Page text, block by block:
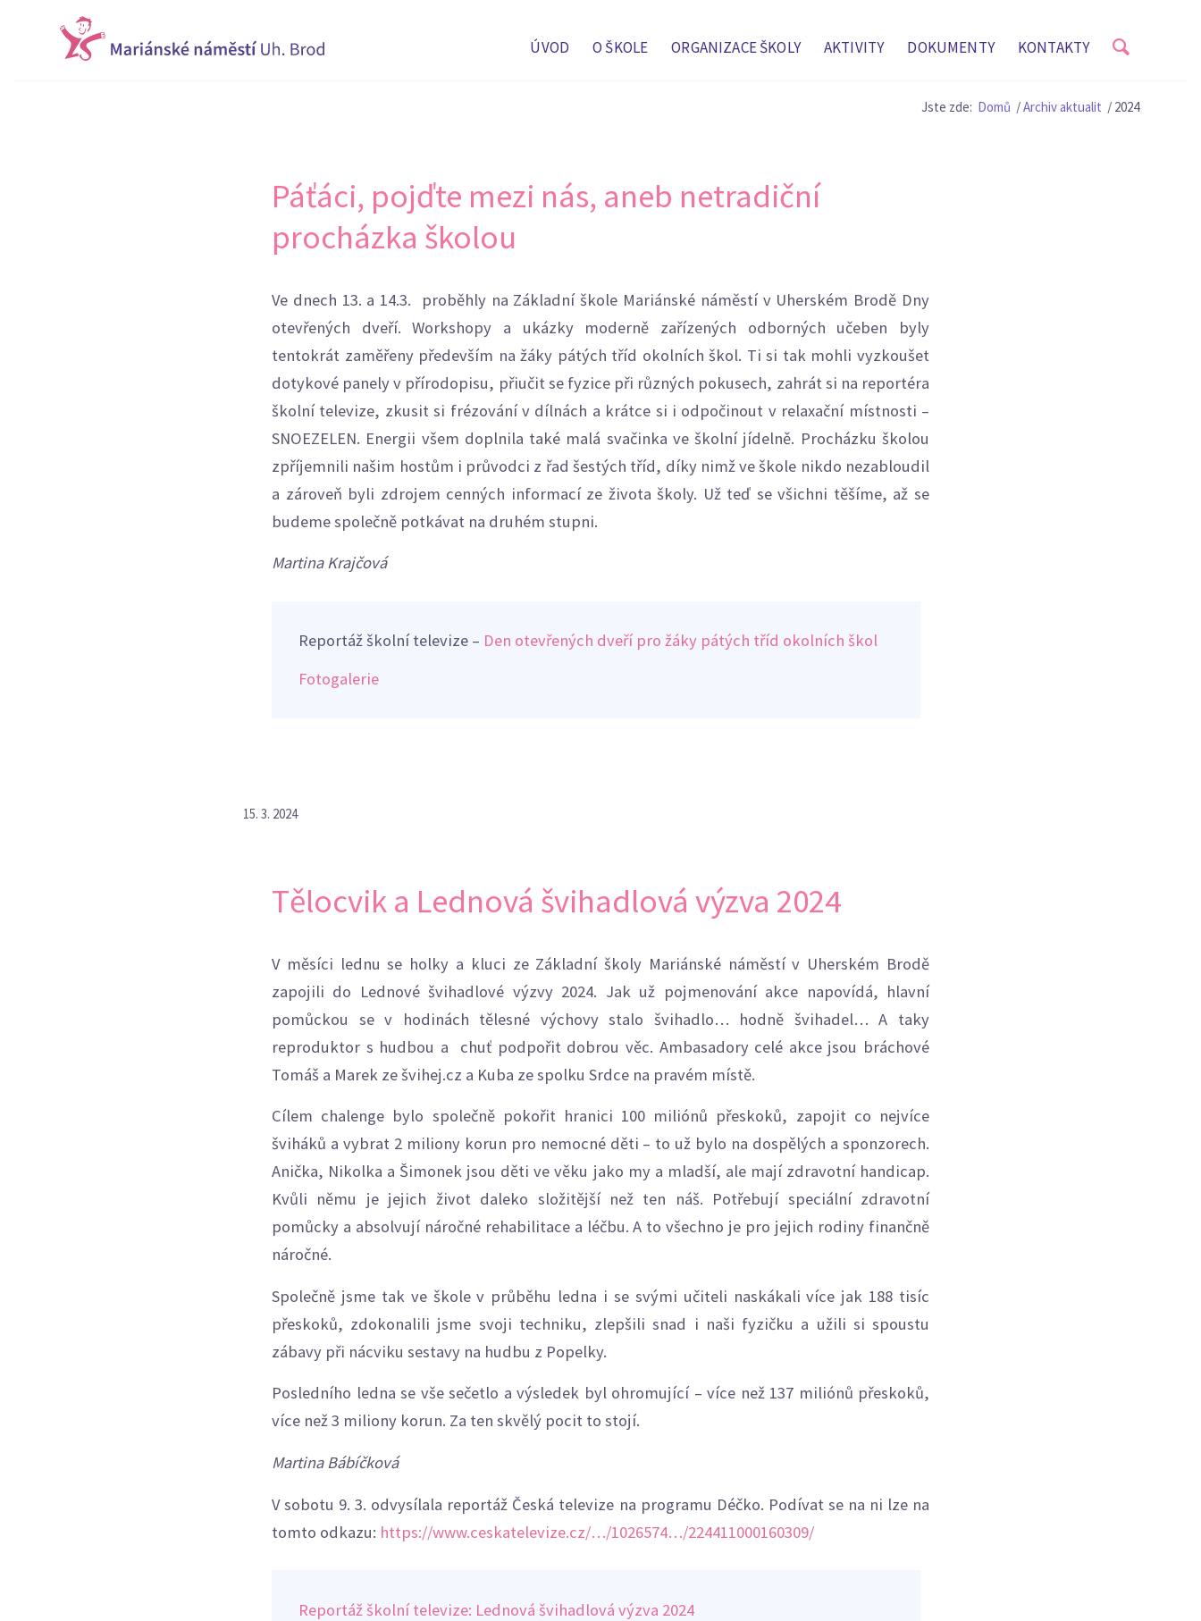
ÚVOD O ŠKOLE ORGANIZACE ŠKOLY AKTIVITY DOKUMENTY KONTAKTY
Jste zde: Domů /Archiv aktualit / 2024
Páťáci, pojďte mezi nás, aneb netradiční
procházka školou
Ve dnech 13. a 14.3. proběhly na Základní škole Mariánské náměstí v Uherském Brodě Dny
otevřených dveří. Workshopy a ukázky moderně zařízených odborných učeben byly
tentokrát zaměřeny především na žáky pátých tříd okolních škol. Ti si tak mohli vyzkoušet
dotykové panely v přírodopisu, přiučit se fyzice při různých pokusech, zahrát si na reportéra
školní televize, zkusit si frézování v dílnách a krátce si i odpočinout v relaxační místnosti –
SNOEZELEN. Energii všem doplnila také malá svačinka ve školní jídelně. Procházku školou
zpříjemnili našim hostům i průvodci z řad šestých tříd, díky nimž ve škole nikdo nezabloudil
a zároveň byli zdrojem cenných informací ze života školy. Už teď se všichni těšíme, až se
budeme společně potkávat na druhém stupni.
Martina Krajčová
Reportáž školní televize – Den otevřených dveří pro žáky pátých tříd okolních škol
Fotogalerie
15. 3. 2024
Tělocvik a Lednová švihadlová výzva 2024
V měsíci lednu se holky a kluci ze Základní školy Mariánské náměstí v Uherském Brodě
zapojili do Lednové švihadlové výzvy 2024. Jak už pojmenování akce napovídá, hlavní
pomůckou se v hodinách tělesné výchovy stalo švihadlo… hodně švihadel… A taky
reproduktor s hudbou a chuť podpořit dobrou věc. Ambasadory celé akce jsou bráchové
Tomáš a Marek ze švihej.cz a Kuba ze spolku Srdce na pravém místě.
Cílem chalenge bylo společně pokořit hranici 100 miliónů přeskoků, zapojit co nejvíce
šviháků a vybrat 2 miliony korun pro nemocné děti – to už bylo na dospělých a sponzorech.
Anička, Nikolka a Šimonek jsou děti ve věku jako my a mladší, ale mají zdravotní handicap.
Kvůli němu je jejich život daleko složitější než ten náš. Potřebují speciální zdravotní
pomůcky a absolvují náročné rehabilitace a léčbu. A to všechno je pro jejich rodiny finančně
náročné.
Společně jsme tak ve škole v průběhu ledna i se svými učiteli naskákali více jak 188 tisíc
přeskoků, zdokonalili jsme svoji techniku, zlepšili snad i naši fyzičku a užili si spoustu
zábavy při nácviku sestavy na hudbu z Popelky.
Posledního ledna se vše sečetlo a výsledek byl ohromující – více než 137 miliónů přeskoků,
více než 3 miliony korun. Za ten skvělý pocit to stojí.
Martina Bábíčková
V sobotu 9. 3. odvysílala reportáž Česká televize na programu Déčko. Podívat se na ni lze na
tomto odkazu: https://www.ceskatelevize.cz/…/1026574…/224411000160309/
Reportáž školní televize: Lednová švihadlová výzva 2024